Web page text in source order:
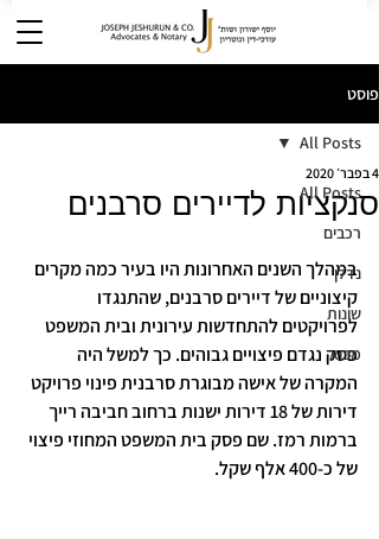
פוסט
All Posts
רכבים
נדלן
שונות
מבוא
All Posts
סנקציות לדיירים סרבנים
4 בפבר׳ 2020
במהלך השנים האחרונות היו בעיר כמה מקרים
קיצוניים של דיירים סרבנים, שהתנגדו
לפרויקטים להתחדשות עירונית ובית המשפט
פסק נגדם פיצויים גבוהים. כך למשל היה
המקרה של אישה מבוגרת סרבנית פינוי פרויקט
דירות של 18 דירות ישנות ברחוב חביבה רייך
ברמות רמז. שם פסק בית המשפט המחוזי פיצוי
של כ-400 אלף שקל.